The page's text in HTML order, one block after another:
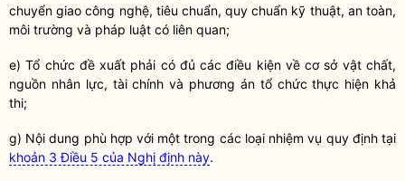
chuyển giaocông nghệ, tiêu chuẩn, quy chuẩn kỹ thuật, an toàn,
môi trường và pháp luật có liên quan;
e) Tổ chức đề xuất phải có đủ các điều kiện về cơ sở vật chất,
nguồn nhân lực, tài chính và phương án tổ chức thực hiện khả
thi;
g) Nội dung phù hợp với một trong các loại nhiệm vụ quy định tại
khoản 3 Điều 5 của Nghị định này.